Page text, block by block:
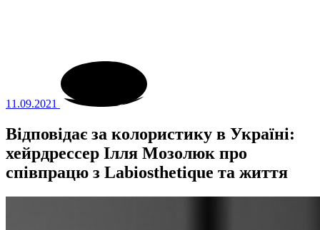
11.09.2021
Відповідає за колористику в Україні:
хейрдрессер Ілля Мозолюк про
співпрацю з Labiosthetique та життя